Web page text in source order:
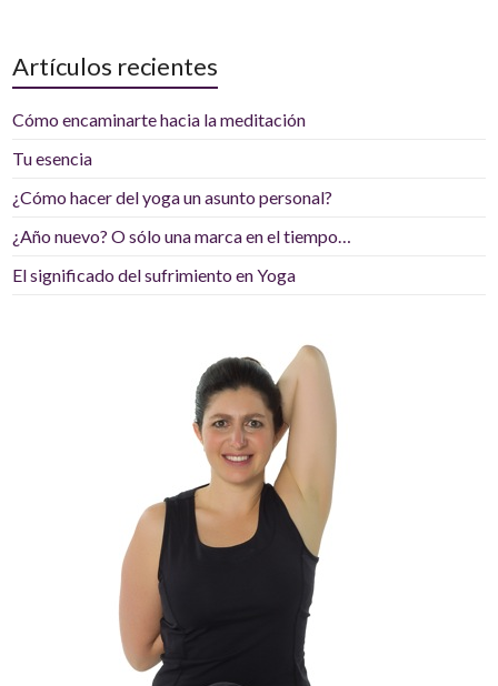
ó
n
d
m
i
l
Artículos recientes
Cómo encaminarte hacia la meditación
Tu esencia
¿Cómo hacer del yoga un asunto personal?
¿Año nuevo? O sólo una marca en el tiempo…
El significado del sufrimiento en Yoga